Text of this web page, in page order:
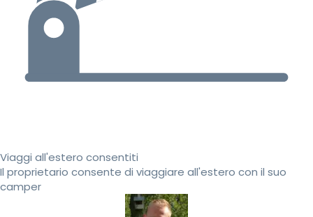
Viaggi all'estero consentiti
Il proprietario consente di viaggiare all'estero con il suo
camper